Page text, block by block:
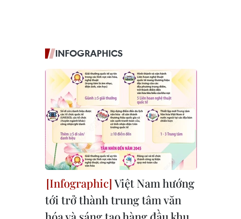
INFOGRAPHICS
Việt Nam hướng
tới trở thành trung tâm văn